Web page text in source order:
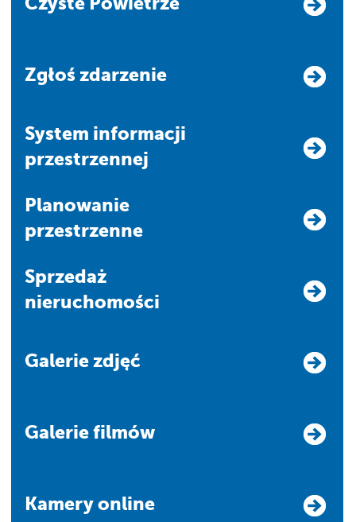
Zgłoś zdarzenie
system informacji
przestrzennej
Planowanie
przestrzenne
Sprzedaż
nieruchomości
Galerie zdjęć
Galerie filmów
Kamery online